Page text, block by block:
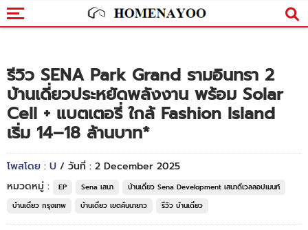
รีวิว SENA Park Grand รามอินทรา 2
บ้านเดี่ยวประหยัดพลังงาน พร้อม Solar
Cell + แบตเตอรี่ ใกล้ Fashion Island
เริ่ม 14–18 ล้านบาท*
โพสโดย : U / วันที่ : 2 December 2025
หมวดหมู่ :
EP Sena เสนา
บ้านเดี่ยว Sena Development เสนาดีเวลลอปเมนท์
บ้านเดี่ยว กรุงเทพ
บ้านเดี่ยว เขตคันนายาว รีวิว บ้านเดี่ยว